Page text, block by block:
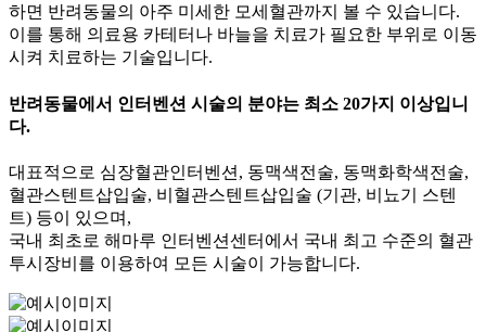
하면 반려동물의 아주 미세한 모세혈관까지 볼 수 있습니다.
이를 통해 의료용 카테터나 바늘을 치료가 필요한 부위로 이동
시켜 치료하는 기술입니다.
반려동물에서 인터벤션 시술의 분야는 최소 20가지 이상입니
다.
대표적으로 심장혈관인터벤션, 동맥색전술, 동맥화학색전술,
혈관스텐트삽입술, 비혈관스텐트삽입술 (기관, 비뇨기 스텐
트) 등이 있으며,
국내 최초로 해마루 인터벤션센터에서 국내 최고 수준의 혈관
투시장비를 이용하여 모든 시술이 가능합니다.